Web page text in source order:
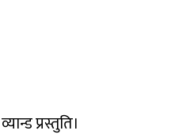
प्रस्तुति।